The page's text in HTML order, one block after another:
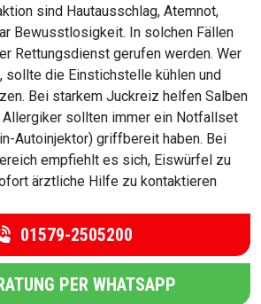
sind Hautausschlag, Atemnot,
Bewusstlosigkeit. In solchen Fällen
Rettungsdienst gerufen werden. Wer
sollte die Einstichstelle kühlen und
Bei starkem Juckreiz helfen Salben
Allergiker sollten immer ein Notfallset
Autoinjektor) griffbereit haben. Bei
empfiehlt es sich, Eiswürfel zu
ärztliche Hilfe zu kontaktieren
01579-2505200
PER WHATSAPP